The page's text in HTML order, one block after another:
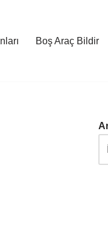
Boş Araç Bildir